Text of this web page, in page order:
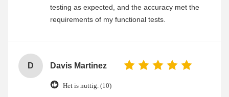
testing as expected, and the accuracy met the
requirements of my functional tests.
D Davis Martinez
Het is nuttig. (10)